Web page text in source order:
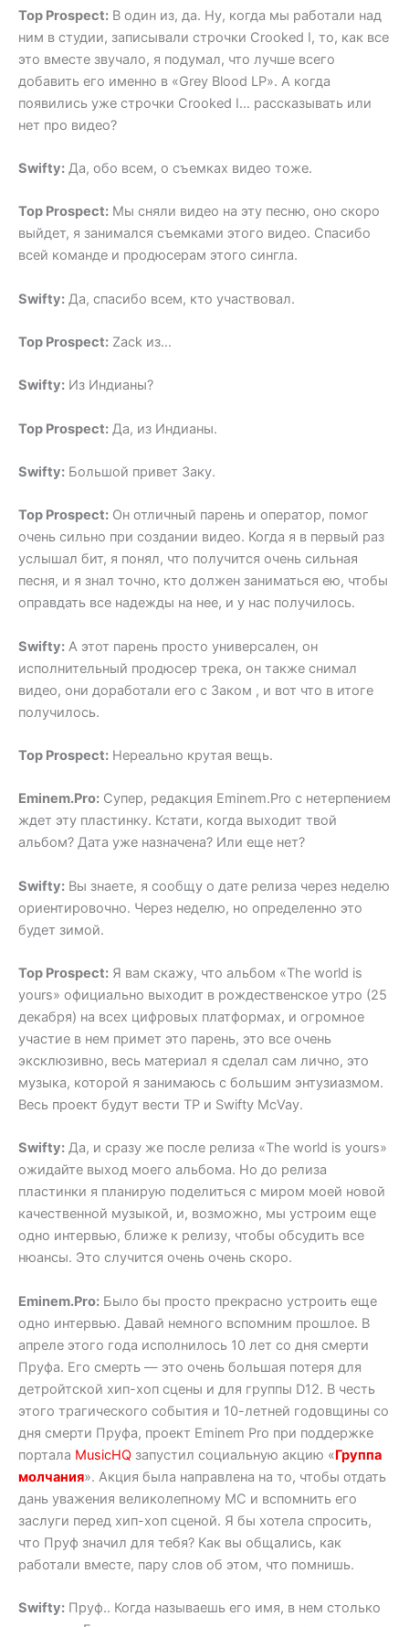
Top Prospect: В один из, да. Ну, когда мы работали над
ним в студии, записывали строчки Crooked I, то, как все
это вместе звучало, я подумал, что лучше всего
добавить его именно в «Grey Blood LP». А когда
появились уже строчки Crooked I… рассказывать или
нет про видео?
Swifty: Да, обо всем, о съемках видео тоже.
Top Prospect: Мы сняли видео на эту песню, оно скоро
выйдет, я занимался съемками этого видео. Спасибо
всей команде и продюсерам этого сингла.
Swifty: Да, спасибо всем, кто участвовал.
Top Prospect: Zack из…
Swifty: Из Индианы?
Top Prospect: Да, из Индианы.
Swifty: Большой привет Заку.
Top Prospect: Он отличный парень и оператор, помог
очень сильно при создании видео. Когда я в первый раз
услышал бит, я понял, что получится очень сильная
песня, и я знал точно, кто должен заниматься ею, чтобы
оправдать все надежды на нее, и у нас получилось.
Swifty: А этот парень просто универсален, он
исполнительный продюсер трека, он также снимал
видео, они доработали его с Заком , и вот что в итоге
получилось.
Top Prospect: Нереально крутая вещь.
Eminem.Pro: Супер, редакция Eminem.Pro с нетерпением
ждет эту пластинку. Кстати, когда выходит твой
альбом? Дата уже назначена? Или еще нет?
Swifty: Вы знаете, я сообщу о дате релиза через неделю
ориентировочно. Через неделю, но определенно это
будет зимой.
Top Prospect: Я вам скажу, что альбом «The world is
yours» официально выходит в рождественское утро (25
декабря) на всех цифровых платформах, и огромное
участие в нем примет это парень, это все очень
эксклюзивно, весь материал я сделал сам лично, это
музыка, которой я занимаюсь с большим энтузиазмом.
Весь проект будут вести TP и Swifty McVay.
Swifty: Да, и сразу же после релиза «The world is yours»
ожидайте выход моего альбома. Но до релиза
пластинки я планирую поделиться с миром моей новой
качественной музыкой, и, возможно, мы устроим еще
одно интервью, ближе к релизу, чтобы обсудить все
нюансы. Это случится очень очень скоро.
Eminem.Pro: Было бы просто прекрасно устроить еще
одно интервью. Давай немного вспомним прошлое. В
апреле этого года исполнилось 10 лет со дня смерти
Пруфа. Его смерть — это очень большая потеря для
детройтской хип-хоп сцены и для группы D12. В честь
этого трагического события и 10-летней годовщины со
дня смерти Пруфа, проект Eminem Pro при поддержке
портала MusicHQ запустил социальную акцию «Группа
молчания». Акция была направлена на то, чтобы отдать
дань уважения великолепному МС и вспомнить его
заслуги перед хип-хоп сценой. Я бы хотела спросить,
что Пруф значил для тебя? Как вы общались, как
работали вместе, пару слов об этом, что помнишь.
Swifty: Пруф.. Когда называешь его имя, в нем столько